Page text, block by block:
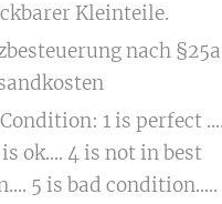
Kleinteile.
nach §25a
1 is perfect
is ok.... 4 is not in best
5 is bad